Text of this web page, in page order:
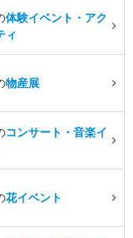
体験イベント・アク
ィ
物産展
コンサート・音楽イ
花イベント